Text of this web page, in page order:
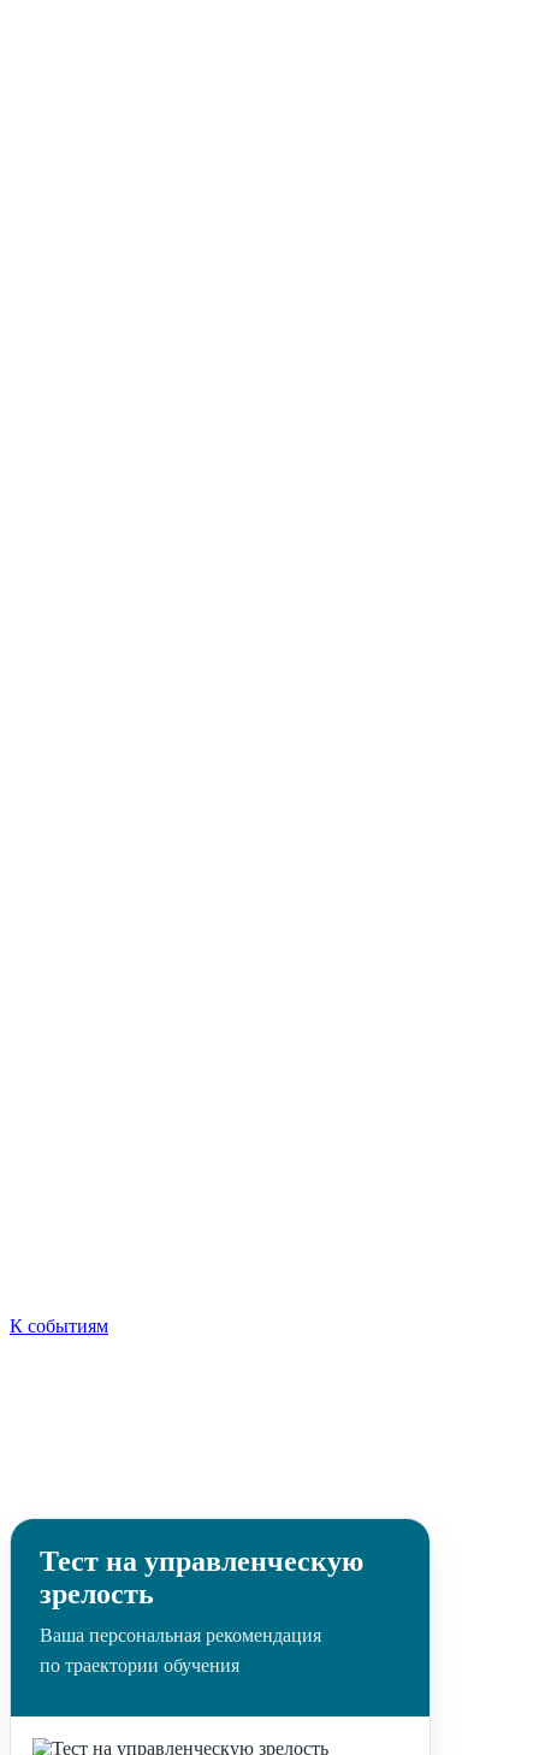
К событиям
Тест на управленческую
зрелость
Ваша персональная рекомендация
по траектории обучения